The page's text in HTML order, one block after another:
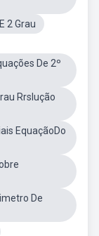
2 Grau
De 2º
Rrslução
EquaçãoDo
De